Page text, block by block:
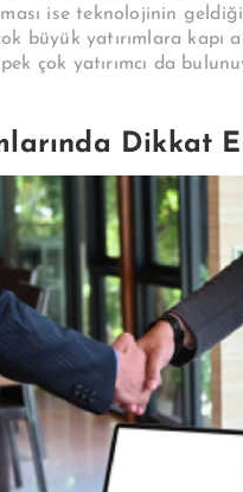
ise teknolojinin
büyük yatırımlara kapı
çok yatırımcı da
Dikkat